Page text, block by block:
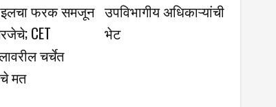
अर्चनाताई पाटील यांच्या
नाविन्यपूर्ण उपक्रमास
पालकांचा प्रतिसाद
पिकास उच्चांकी भाव